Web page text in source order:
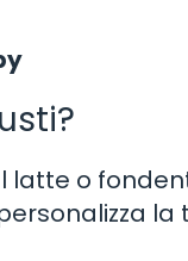
latte o